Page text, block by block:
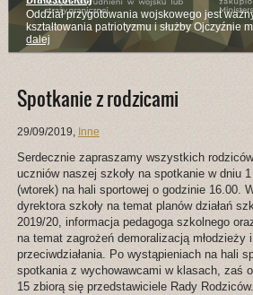
Oddział przygotowania wojskowego jest
kształtowania patriotyzmu i służby Ojczyźnie
dalej
Spotkanie z rodzicami
29/09/2019, Inne
Serdecznie zapraszamy wszystkich
uczniów naszej szkoły na spotkanie w dniu
(wtorek) na hali sportowej o godzinie 16.00.
dyrektora szkoły na temat planów działań
2019/20, informacja pedagoga szkolnego
na temat zagrożeń demoralizacją młodzieży
przeciwdziałania. Po wystąpieniach na hali
spotkania z wychowawcami w klasach, zaś
15 zbiorą się przedstawiciele Rady Rodziców.